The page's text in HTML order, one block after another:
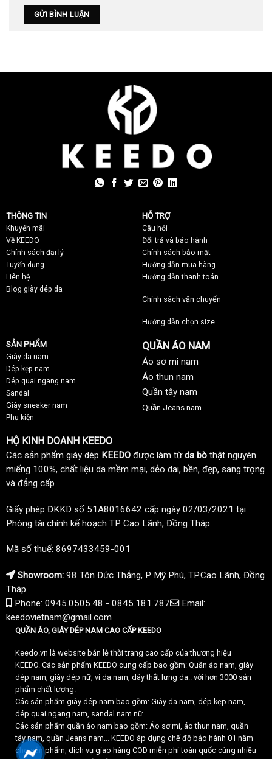
THÔNG TIN
Khuyến mãi
Về KEEDO
Chính sách đại lý
Tuyển dụng
Liên hệ
Blog giày dép da
HỖ TRỢ
Câu hỏi
Đổi trả và bảo hành
Chính sách bảo mật
Hướng dẫn mua hàng
Hướng dẫn thanh toán
Chính sách vận chuyển
Hướng dẫn chọn size
SẢN PHẨM
Giày da nam
Dép kẹp nam
Dép quai ngang nam
Sandal
Giày sneaker nam
Phụ kiện
QUẦN ÁO NAM
Áo sơ mi nam
Áo thun nam
Quần tây nam
Quần Jeans nam
HỘ KINH DOANH KEEDO
Các sản phẩm giày dép KEEDO được làm từda bò thật nguyên
miếng 100%, chất liệu da mềm mại, dẻo dai, bền, đẹp, sang trọng
và đẳng cấp
Giấy phép ĐKKD số 51A8016642 cấp ngày 02/03/2021 tại
Phòng tài chính kế hoạch TP Cao Lãnh, Đồng Tháp
Mã số thuế: 8697433459-001
Showroom: 98 Tôn Đức Thắng, P Mỹ Phú, TP.Cao Lãnh, Đồng
Tháp
Phone: 0945.0505.48 - 0845.181.787
Email:
keedovietnam@gmail.com
QUẦN ÁO, GIÀY DÉP NAM CAO CẤP KEEDO
Keedo.vn là website bán lẻ thời trang cao cấp của thương hiệu
KEEDO. Các sản phẩm KEEDO cung cấp bao gồm: Quần áo nam, giày
dép nam, giày dép nữ, ví da nam, dây thắt lưng da.. với hơn 3000 sản
phẩm chất lượng.
Các sản phẩm giày dép nam bao gồm: Giày da nam, dép kẹp nam,
dép quai ngang nam, sandal nam nữ...
Các sản phẩm quần áo nam bao gồm: Áo sơ mi, áo thun nam, quần
tây nam, quần Jeans nam... KEEDO áp dụng chế độ bảo hành 01 năm
cho sản phẩm, dịch vụ giao hàng COD miễn phí toàn quốc cùng nhiều